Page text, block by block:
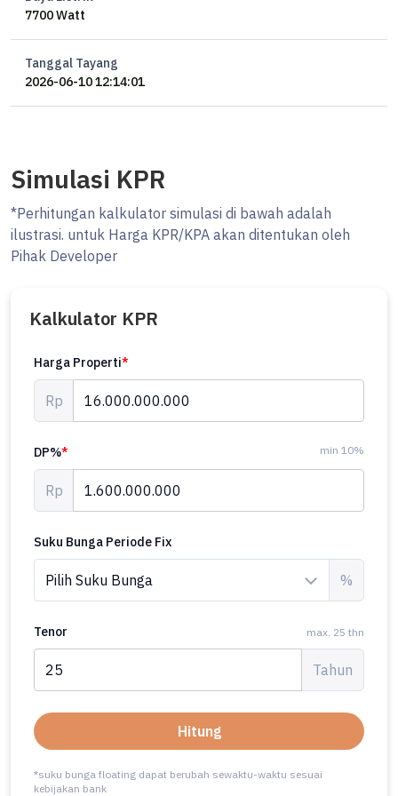
AC 7 Unit, Solahart, Kitchen Set + Island, Lemari
Garasi 2 mobil
Carport 2 mobil
SHM
Yang mau tanya-tanya, booking private viewing, atau ingin
bergabung menjadi marketing properti bersama Ocasa, langsung
hubungi Whatsapp Erik di 0878xxxxxxxx atau kunjungi website kami
di ********
7700 Watt
Tanggal Tayang
2026-06-10 12:14:01
Simulasi KPR
*Perhitungan kalkulator simulasi di bawah adalah
ilustrasi. untuk Harga KPR/KPA akan ditentukan oleh
Pihak Developer
Kalkulator KPR
Harga Properti*
Rp
DP%* min 10%
Rp
Suku Bunga Periode Fix
%
Tenor max. 25 thn
Tahun
Hitung
*suku bunga floating dapat berubah sewaktu-waktu sesuai
kebijakan bank